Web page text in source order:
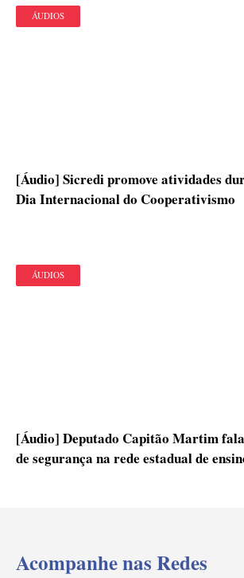
ÁUDIOS
[Áudio] Sicredi promove atividades
Dia Internacional do Cooperativismo
ÁUDIOS
[Áudio] Deputado Capitão Martim
de segurança na rede estadual de
Acompanhe nas Redes